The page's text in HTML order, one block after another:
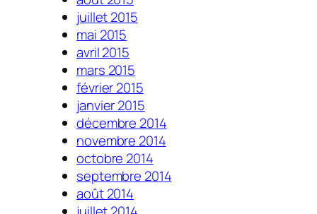
juillet 2015
mai 2015
avril 2015
mars 2015
février 2015
janvier 2015
décembre 2014
novembre 2014
octobre 2014
septembre 2014
août 2014